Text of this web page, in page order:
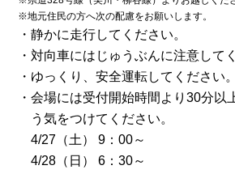
※地元住民の方へ次の配慮をお願いします。
・静かに走行してください。
・対向車にはじゅうぶんに注意して
・ゆっくり、安全運転してください。
・会場には受付開始時間より30分以
う気をつけてください。
4/27（土） 9：00～
4/28（日） 6：30～